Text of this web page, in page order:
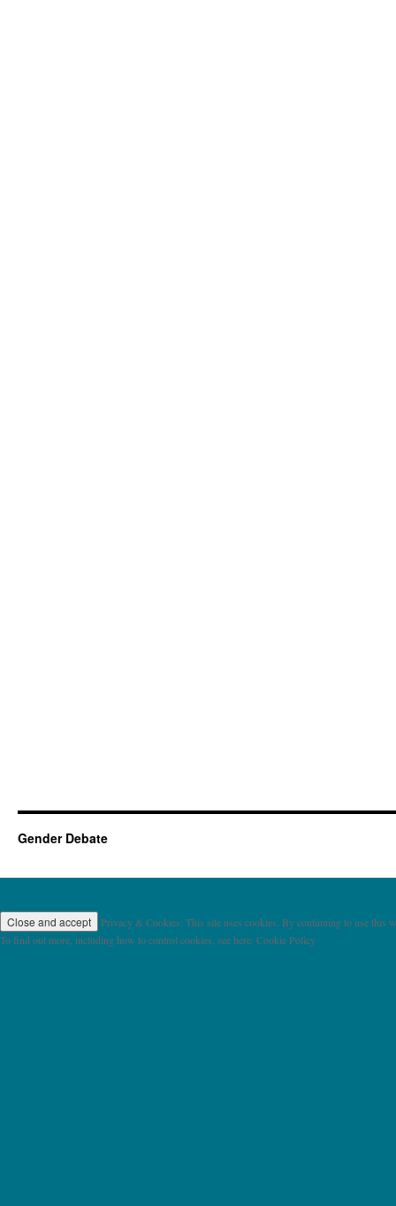
Gender Debate
Privacy & Cookies: This site uses cookies. By continuing to use this
To find out more, including how to control cookies, see here: Cookie Policy